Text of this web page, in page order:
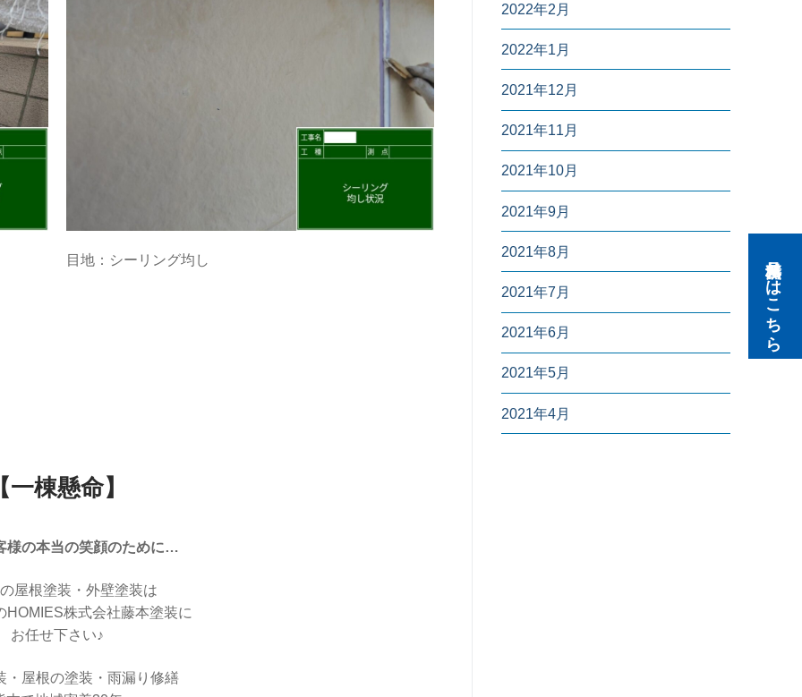
目地：シーリング均し
一棟懸命】
様の本当の笑顔のために…
屋根塗装・外壁塗装は
HOMIES株式会社藤本塗装に
お任せ下さい♪
・屋根の塗装・雨漏り修繕
2022年2月
2022年1月
2021年12月
2021年11月
2021年10月
2021年9月
2021年8月
2021年7月
2021年6月
2021年5月
2021年4月
無料見積りはこちら